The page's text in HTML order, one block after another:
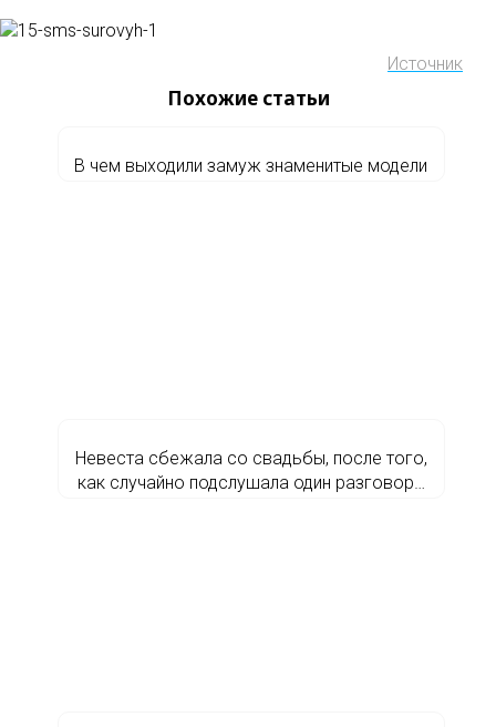
Источник
Похожие статьи
В чем выходили замуж знаменитые модели
Невеста сбежала со свадьбы, после того,
как случайно подслушала один разговор…